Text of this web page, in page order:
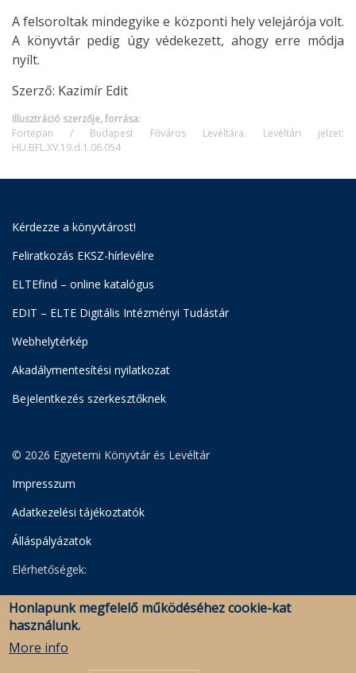
A felsoroltak mindegyike e központi hely velejárója volt.
A könyvtár pedig úgy védekezett, ahogy erre módja
nyílt.
Szerző: Kazimír Edit
Illusztráció szerzője, forrása:
Fortepan / Budapest Főváros Levéltára. Levéltári jelzet:
HU.BFL.XV.19.d.1.06.054
Kérdezze a könyvtárost!
Feliratkozás EKSZ-hírlevélre
ELTEfind – online katalógus
EDIT – ELTE Digitális Intézményi Tudástár
Webhelytérkép
Akadálymentesítési nyilatkozat
Bejelentkezés szerkesztőknek
© 2026 Egyetemi Könyvtár és Levéltár
Impresszum
Adatkezelési tájékoztatók
Álláspályázatok
Elérhetőségek:
Egyetemi Könyvtár
Levéltár
Savaria Könyvtár és Levéltár (Szombathely)
Honlapunk megfelelő működéséhez cookie-kat
használunk.
More info